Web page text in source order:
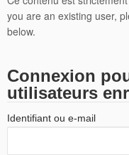
you are an existing user,
below.
Connexion
utilisateurs
Identifiant ou e-mail